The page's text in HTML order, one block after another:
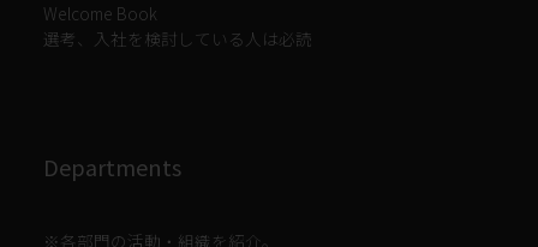
Welcome Book
選考、入社を検討している人は必読
Departments
※各部門の活動・組織を紹介。